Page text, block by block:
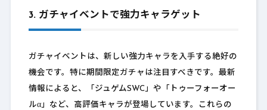
3. ガチャイベントで強力キャラゲット
ガチャイベントは、新しい強力キャラを入手する絶好の
機会です。特に期間限定ガチャは注目すべきです。最新
情報によると、「ジュゲムSWC」や「トゥーフォーオー
ルα」など、高評価キャラが登場しています。これらの